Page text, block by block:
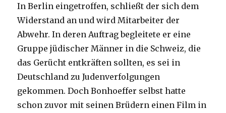
In Berlin eingetroffen, schließt der sich dem
Widerstand an und wird Mitarbeiter der
Abwehr. In deren Auftrag begleitete er eine
Gruppe jüdischer Männer in die Schweiz, die
das Gerücht entkräften sollten, es sei in
Deutschland zu Judenverfolgungen
gekommen. Doch Bonhoeffer selbst hatte
schon zuvor mit seinen Brüdern einen Film in